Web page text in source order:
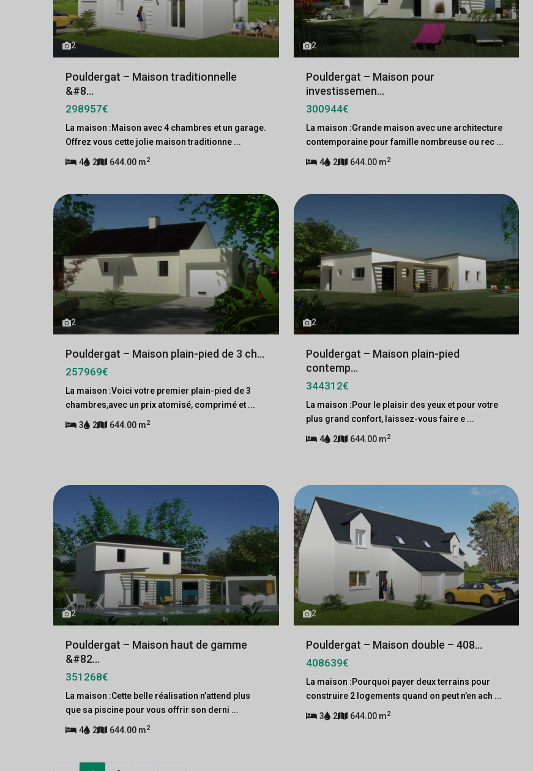
2
Pouldergat – Maison traditionnelle
&#8...
298957€
La maison :Maison avec 4 chambres et un garage.
Offrez vous cette jolie maison traditionne ...
4 2 644.00 m2
2
Pouldergat – Maison pour
investissemen...
300944€
La maison :Grande maison avec une architecture
contemporaine pour famille nombreuse ou rec ...
4 2 644.00 m2
2
Pouldergat – Maison plain-pied de 3 ch...
257969€
La maison :Voici votre premier plain-pied de 3
chambres,avec un prix atomisé, comprimé et ...
3 2 644.00 m2
2
Pouldergat – Maison plain-pied
contemp...
344312€
La maison :Pour le plaisir des yeux et pour votre
plus grand confort, laissez-vous faire e ...
4 2 644.00 m2
2
Pouldergat – Maison haut de gamme
&#82...
351268€
La maison :Cette belle réalisation n’attend plus
que sa piscine pour vous offrir son derni ...
4 2 644.00 m2
2
Pouldergat – Maison double – 408...
408639€
La maison :Pourquoi payer deux terrains pour
construire 2 logements quand on peut n’en ach ...
3 2 644.00 m2